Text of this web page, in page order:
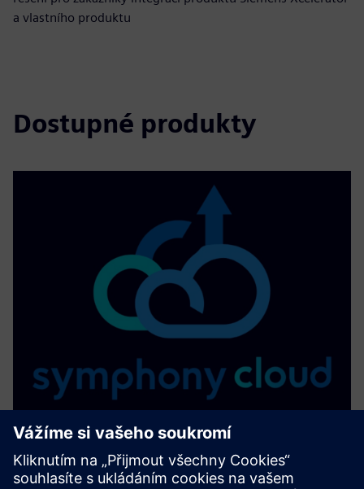
a vlastního produktu
Dostupné produkty
SYMPHONY CLOUD - Cloud-based
Intercom System